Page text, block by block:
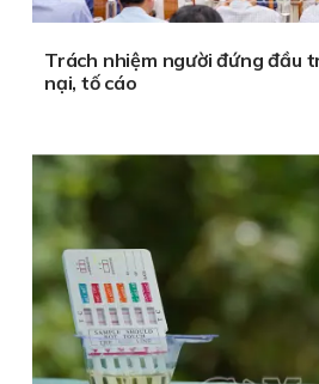
Trách nhiệm người đứng đầu
nại, tố cáo